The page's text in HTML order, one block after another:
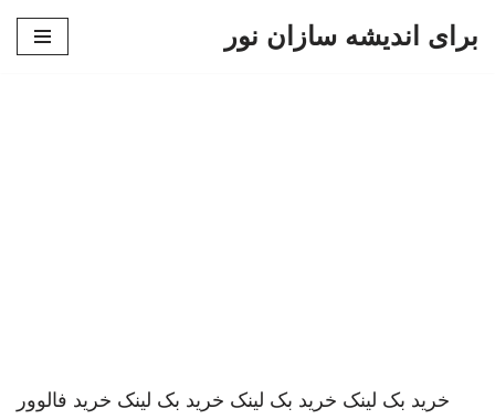
برای اندیشه سازان نور
خرید بک لینک خرید بک لینک خرید بک لینک خرید فالوور